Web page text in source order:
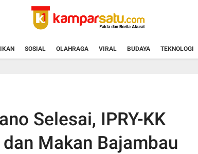
SOSIAL OLAHRAGA VIRAL BUDAYA TEKNOLOGI
Selesai, IPRY-KK
Makan Bajambau